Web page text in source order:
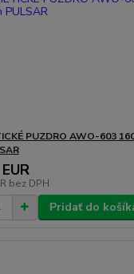
PUZDRO AWO-603
bez DPH
Pridať do